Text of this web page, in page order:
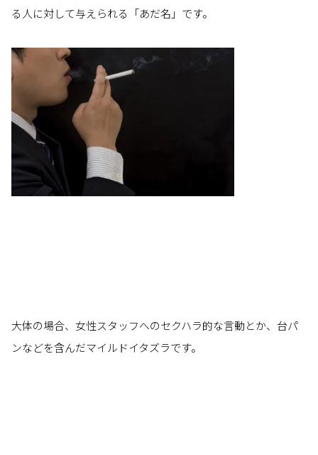
る人に対して与えられる「あだ名」です。
大体の場合、女性スタッフへのセクハラ的な言動とか、台パ
ンなどを含んだマイルドイタズラです。